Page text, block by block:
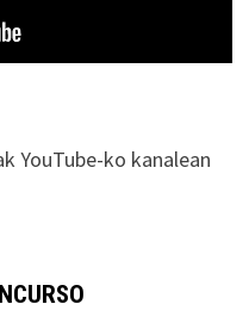
YouTube-ko kanalean